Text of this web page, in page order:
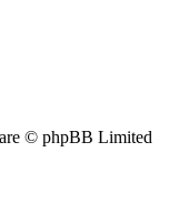
© phpBB Limited